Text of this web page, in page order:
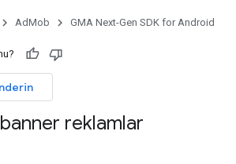
AdMob GMA Next-Gen SDK for Android
reklamlar